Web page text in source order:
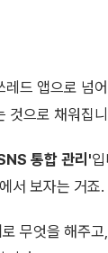
드 앱으로 넘
것으로 채워집
통합 관리'
서 보자는 거죠.
무엇을 해주